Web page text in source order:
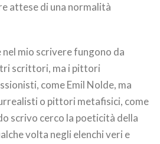
attese di una normalità
mio scrivere fungono da
scrittori, ma i pittori
come Emil Nolde, ma
o pittori metafisici, come
scrivo cerco la poeticità della
volta negli elenchi veri e